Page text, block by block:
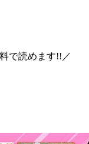
で読めます!!／